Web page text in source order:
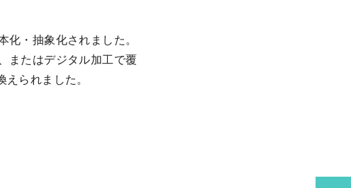
・抽象化されました。
またはデジタル加工で覆
られました。